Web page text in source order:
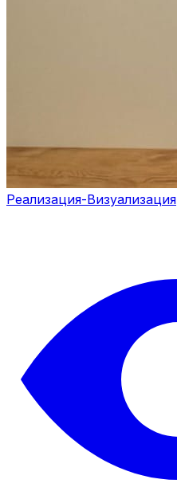
Реализация-Визуализация